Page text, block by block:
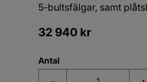
5-bultsfälgar, samt
32 940 kr
Antal